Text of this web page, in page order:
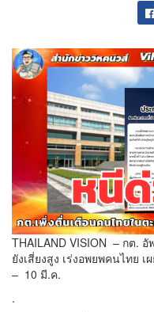
THAILAND VISION – กต.
ยังเสี่ยงสูง เร่งอพยพคนไทย
– 10 มี.ค.
.